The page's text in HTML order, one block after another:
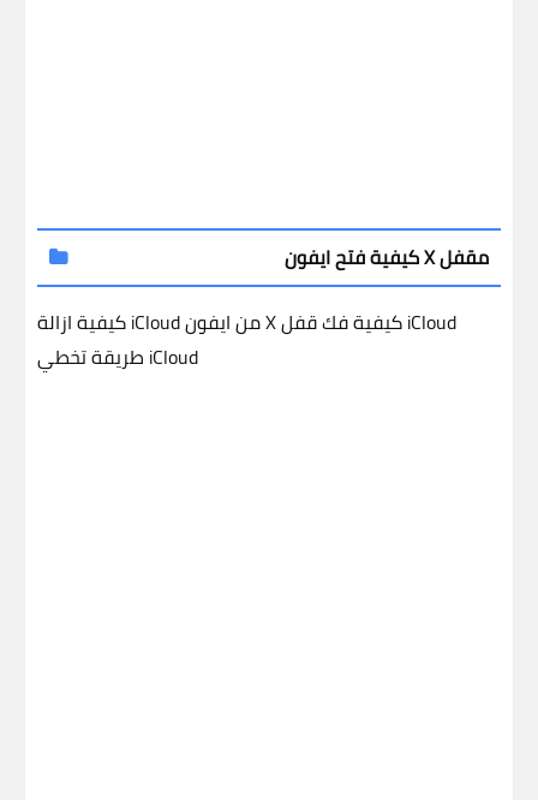
كيفية فتح ايفون X مقفل
كيفية ازالة iCloud من ايفون X
كيفية فك قفل iCloud
طريقة تخطي iCloud